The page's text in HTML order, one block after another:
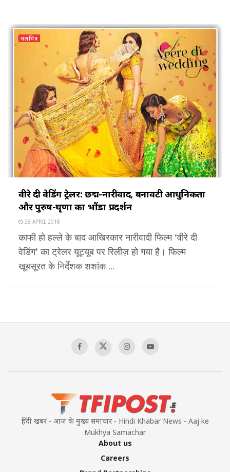
चलचित्र
वीरे दी वेडिंग ट्रेलर: छद्म-नारीवाद, बनावटी आधुनिकता
और पुरुष-घृणा का भौंडा प्रदर्शन
28 APRIL 2018
काफी हो हल्ले के बाद आखिरकार नारीवादी फिल्म ‘वीरे दी
वेडिंग’ का ट्रेलर यूट्यूब पर रिलीज़ हो गया है। फिल्म
खूबसूरत के निर्देशक शशांक ...
हिंदी खबर - आज के मुख्य समाचार - Hindi Khabar News - Aaj ke
Mukhya Samachar
About us
Careers